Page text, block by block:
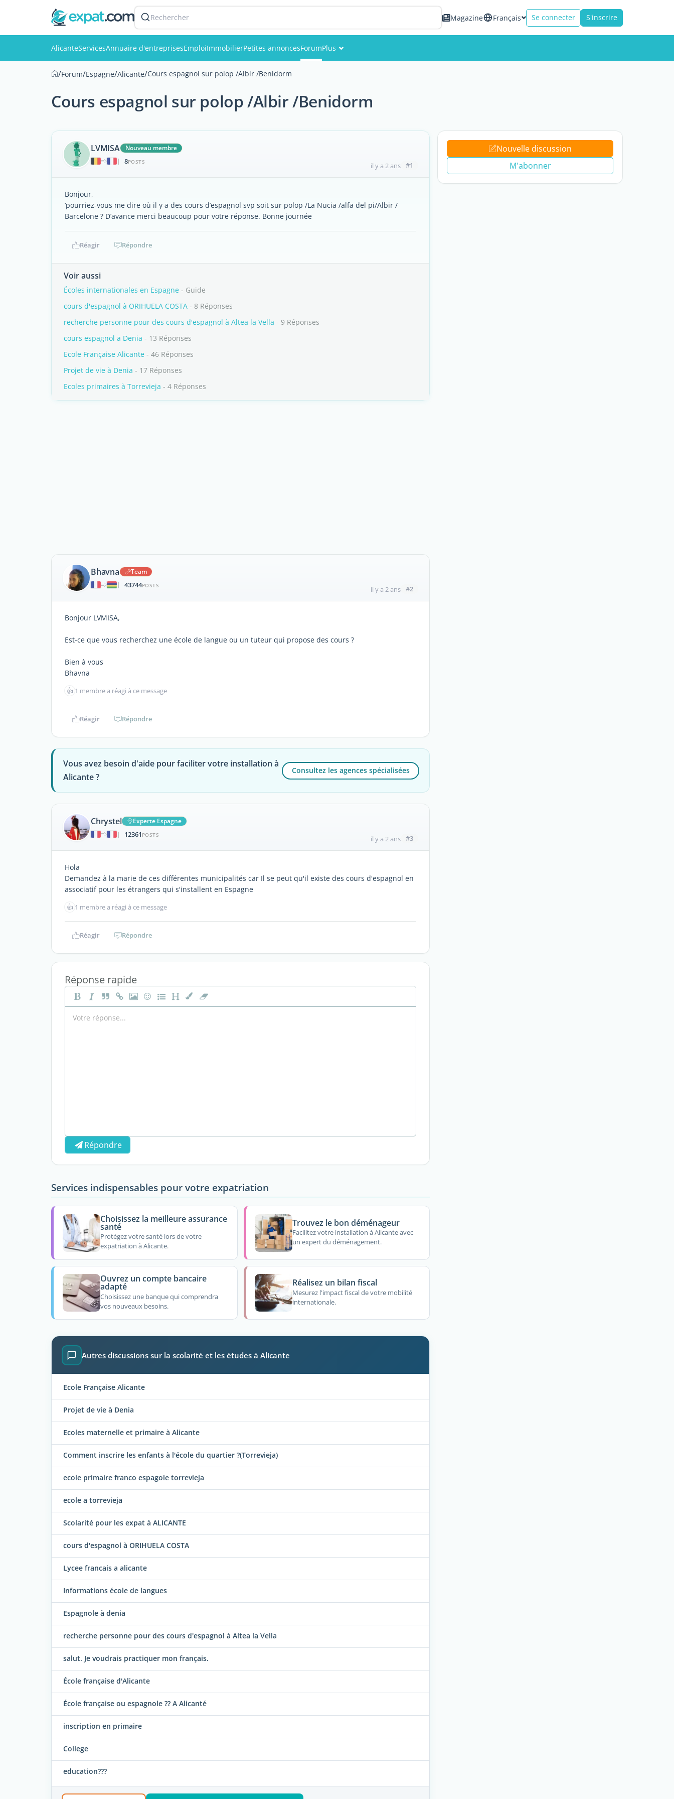
Rechercher Magazine Français Se connecter S'inscrire
AlicanteServicesAnnuaire d'entreprisesEmploiImmobilierPetites annoncesForumPlus
Membres
/Forum/Espagne/Alicante/Cours espagnol sur polop /Albir /Benidorm
Cours espagnol sur polop /Albir /Benidorm
LVMISA
Nouveau membre
|
8POSTS il y a 2 ans #1
Bonjour,
‘pourriez-vous me dire où il y a des cours d’espagnol svp soit sur polop /La Nucia /alfa del pi/Albir /
Barcelone ? D’avance merci beaucoup pour votre réponse. Bonne journée
Réagir Répondre
Voir aussi
Écoles internationales en Espagne - Guide
cours d'espagnol à ORIHUELA COSTA - 8 Réponses
recherche personne pour des cours d'espagnol à Altea la Vella - 9 Réponses
cours espagnol a Denia - 13 Réponses
Ecole Française Alicante - 46 Réponses
Projet de vie à Denia - 17 Réponses
Ecoles primaires à Torrevieja - 4 Réponses
Bhavna
Team
|
43744POSTS il y a 2 ans #2
Bonjour LVMISA,
Est-ce que vous recherchez une école de langue ou un tuteur qui propose des cours ?
Bien à vous
Bhavna
👍 1 membre a réagi à ce message
Réagir Répondre
Vous avez besoin d'aide pour faciliter votre installation à
Alicante ?
Consultez les agences spécialisées
Chrystel
Experte Espagne
|
12361 POSTS il y a 2 ans #3
Hola
Demandez à la marie de ces différentes municipalités car Il se peut qu'il existe des cours d'espagnol en
associatif pour les étrangers qui s'installent en Espagne
👍 1 membre a réagi à ce message
Réagir Répondre
Réponse rapide
Répondre
Services indispensables pour votre expatriation
Choisissez la meilleure assurance
santé
Protégez votre santé lors de votre
expatriation à Alicante.
Trouvez le bon déménageur
Facilitez votre installation à Alicante avec
un expert du déménagement.
Ouvrez un compte bancaire
adapté
Choisissez une banque qui comprendra
vos nouveaux besoins.
Réalisez un bilan fiscal
Mesurez l'impact fiscal de votre mobilité
internationale.
Autres discussions sur la scolarité et les études à Alicante
Ecole Française Alicante
Projet de vie à Denia
Ecoles maternelle et primaire à Alicante
Comment inscrire les enfants à l'école du quartier ?(Torrevieja)
ecole primaire franco espagole torrevieja
ecole a torrevieja
Scolarité pour les expat à ALICANTE
cours d'espagnol à ORIHUELA COSTA
Lycee francais a alicante
Informations école de langues
Espagnole à denia
recherche personne pour des cours d'espagnol à Altea la Vella
salut. Je voudrais practiquer mon français.
École française d'Alicante
École française ou espagnole ?? A Alicanté
inscription en primaire
College
education???
Nouvelle discussion
M'abonner